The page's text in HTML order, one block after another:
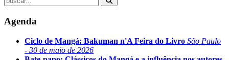
Agenda
Ciclo de Mangá: Bakuman n'A Feira do Livro São Paulo
- 30 de maio de 2026